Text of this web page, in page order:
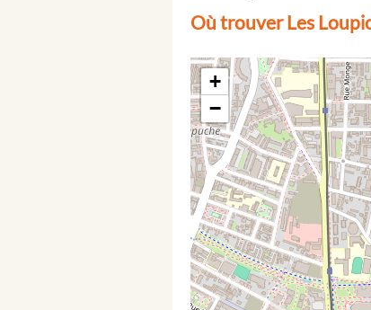
Où trouver Les
+
−